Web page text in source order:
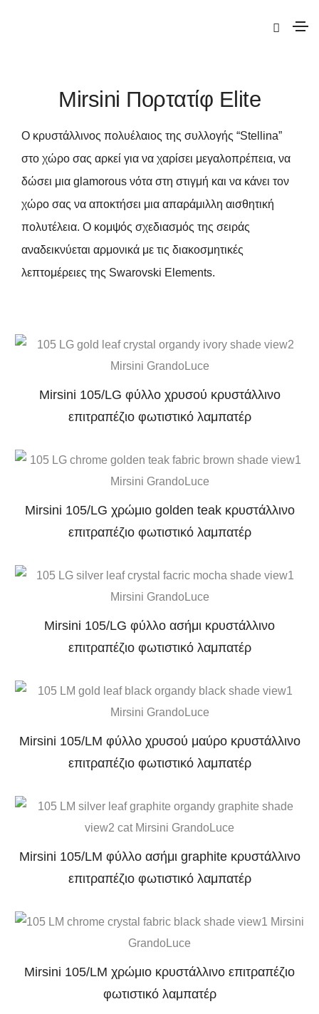
Mirsini Πορτατίφ Elite
Ο κρυστάλλινος πολυέλαιος της συλλογής “Stellina”
στο χώρο σας αρκεί για να χαρίσει μεγαλοπρέπεια, να
δώσει μια glamorous νότα στη στιγμή και να κάνει τον
χώρο σας να αποκτήσει μια απαράμιλλη αισθητική
πολυτέλεια. Ο κομψός σχεδιασμός της σειράς
αναδεικνύεται αρμονικά με τις διακοσμητικές
λεπτομέρειες της Swarovski Elements.
Mirsini 105/LG φύλλο χρυσού κρυστάλλινο
επιτραπέζιο φωτιστικό λαμπατέρ
Mirsini 105/LG χρώμιο golden teak κρυστάλλινο
επιτραπέζιο φωτιστικό λαμπατέρ
Mirsini 105/LG φύλλο ασήμι κρυστάλλινο
επιτραπέζιο φωτιστικό λαμπατέρ
Mirsini 105/LM φύλλο χρυσού μαύρο κρυστάλλινο
επιτραπέζιο φωτιστικό λαμπατέρ
Mirsini 105/LM φύλλο ασήμι graphite κρυστάλλινο
επιτραπέζιο φωτιστικό λαμπατέρ
Mirsini 105/LM χρώμιο κρυστάλλινο επιτραπέζιο
φωτιστικό λαμπατέρ